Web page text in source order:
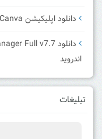
دانلود اپلیکیشن Canva برای اندروید نسخه 2.139.0
اندروید
تبلیغات